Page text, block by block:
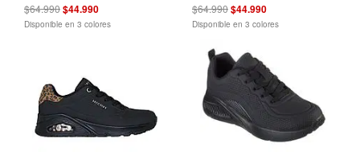
$64.990$44.990
Disponible en 3 colores
$64.990$44.990
Disponible en 3 colores